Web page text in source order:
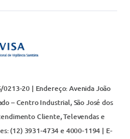
0213-20 | Endereço: Avenida João
– Centro Industrial, São José dos
Cliente, Televendas e
(12) 3931-4734 e 4000-1194 | E-